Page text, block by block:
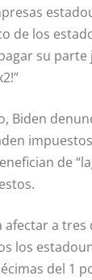
de los
su
Biden
de
afectar a
los
del 1